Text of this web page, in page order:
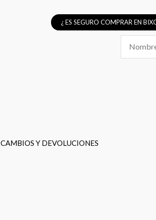
¿ ES SEGURO COMPRAR EN
CAMBIOS Y DEVOLUCIONES